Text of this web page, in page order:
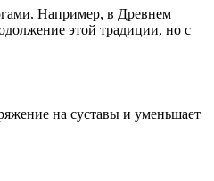
Например, в Древнем
этой традиции, но с
на суставы и уменьшает